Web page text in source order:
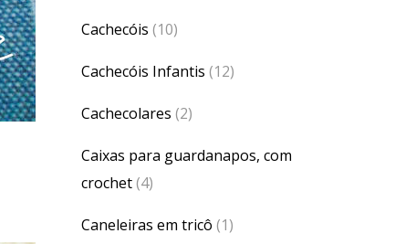
Cachecóis (10)
Cachecóis Infantis (12)
Cachecolares (2)
Caixas para guardanapos, com
crochet(4)
Caneleiras em tricô (1)